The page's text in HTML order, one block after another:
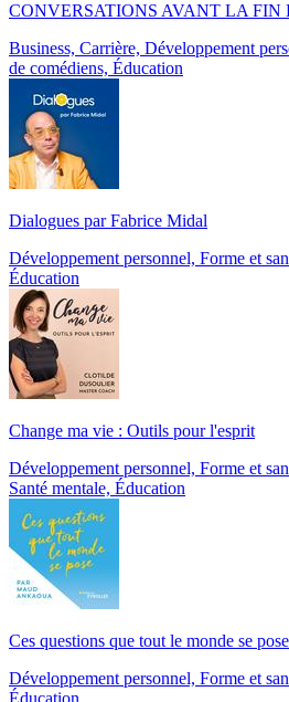
CONVERSATIONS AVANT LA FIN
Business, Carrière, Développement
de comédiens, Éducation
Dialogues par Fabrice Midal
Développement personnel, Forme et
Éducation
Change ma vie : Outils pour l'esprit
Développement personnel, Forme et
Santé mentale, Éducation
Ces questions que tout le monde se pose
Développement personnel, Forme et
Éducation